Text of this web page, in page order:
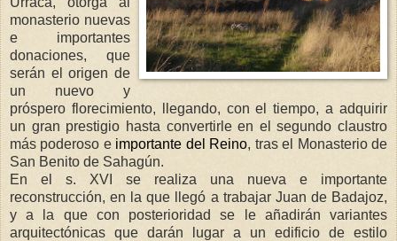
monasterio nuevas
e importantes
donaciones, que
serán el origen de
un nuevo y
próspero florecimiento, llegando, con el tiempo, a adquirir
un gran prestigio hasta convertirle en el segundo claustro
más poderoso e importante del Reino, tras el Monasterio de
San Benito de Sahagún.
En el s. XVI se realiza una nueva e importante
reconstrucción, en la que llegó a trabajar Juan de Badajoz,
y a la que con posterioridad se le añadirán variantes
arquitectónicas que darán lugar a un edificio de estilo